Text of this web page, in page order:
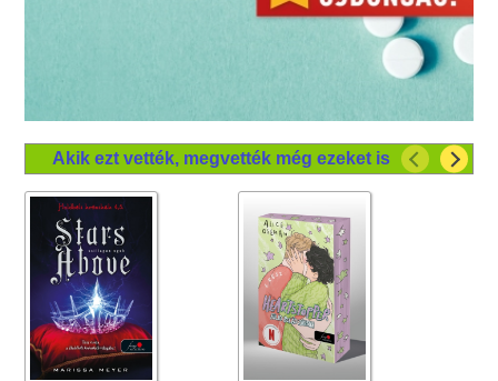
Akik ezt vették, megvették még ezeket is